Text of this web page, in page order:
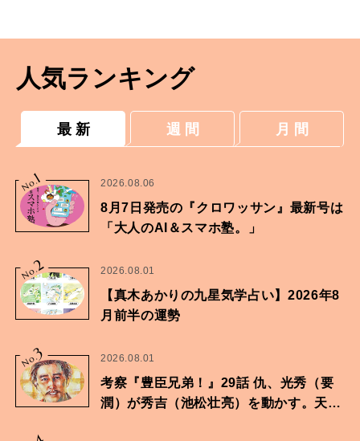
人気ランキング
最 新 週 間 月 間
No.
1 2026.08.06
8月7日発売の『クロワッサン』最新号は
「大人のAI＆スマホ塾。」
No.2 2026.08.01
【真木あかりの九星気学占い】2026年8
月前半の運勢
No.
3 2026.08.01
考察『豊臣兄弟！』29話 仇、光秀（要
潤）が秀吉（池松壮亮）を動かす。天下